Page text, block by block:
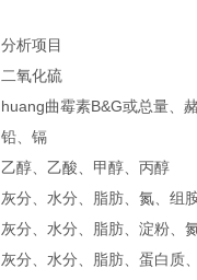
分析项目
二氧化硫
huang曲霉素B&G或总量、赭
铅、镉
乙醇、乙酸、甲醇、丙醇
灰分、水分、脂肪、氮、组
灰分、水分、脂肪、淀粉、
灰分、水分、脂肪、蛋白质